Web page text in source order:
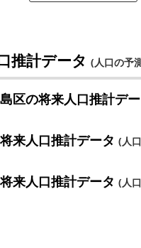
推計データ (人口の予
区の将来人口推計デ
来人口推計データ(人
来人口推計データ(人